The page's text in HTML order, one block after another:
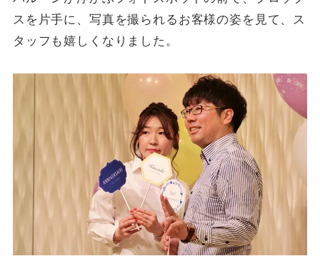
スを片手に、写真を撮られるお客様の姿を見て、ス
タッフも嬉しくなりました。